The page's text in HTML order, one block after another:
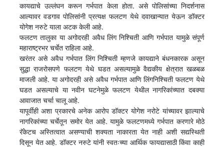
कायद्याचे उल्लंघन करून गर्भपात केला होता. असे पोलिसांच्या निदर्शनास
आल्यावर वडगाव पोलिसांनी प्रत्यक्ष फलटण येथे दवाखान्यात येऊन डॉक्टर
योगेश नरुटे याला अटक केली आहे.
फलटण तालुका या अगोदरही अवैध लिंग निश्चिती आणि गर्भपात यामुळे संपूर्ण
महाराष्ट्रभर चर्चेत राहिला आहे.
खरंतर असे अवैध गर्भपात लिंग निश्चिती म्हणजे कायद्याने बंधनकारक असून
सुद्धा राजरोसपणे फलटण येथे घडत असल्यामुळे वैद्यकीय क्षेत्रात खळबळ
माजली आहे. या अगोदरही असे अवैध गर्भपात आणि लिंगनिश्चिती फलटण येथे
घडत असल्याचे या नवीन घटनेमुळे फलटण येथील नागरिकांच्यात दबक्या
आवाजात चर्चा चालू आहे.
यापूर्वीही अशा प्रकारचे अनेक आरोप डॉक्टर योगेश नरोटे यांच्यावर झाल्याचे
नागरिकांच्या चर्चेतून समोर येत आहे. यामुळे फलटणमध्ये गर्भपात करणारे मोठे
रॅकेटच अस्तित्वात असण्याची शक्यता नाकारता येत नाही अशी सद्यस्थिती
दिसून येत आहे. डॉक्टर नरुटे यांनी स्वतःच्या आर्थिक फायद्यासाठी किंवा काही